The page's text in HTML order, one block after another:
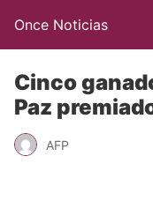
Once Noticias
Cinco
Paz
AFP